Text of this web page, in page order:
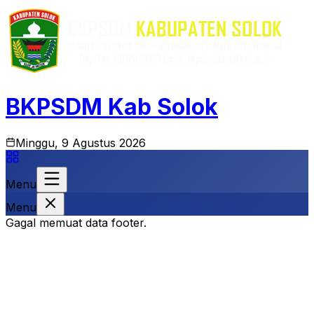
BKPSDM Kab Solok
Minggu, 9 Agustus 2026
Menu
Menu
Gagal memuat data footer.